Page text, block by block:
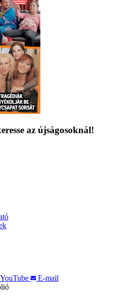
az újságosoknál!
YouTube
E-mail